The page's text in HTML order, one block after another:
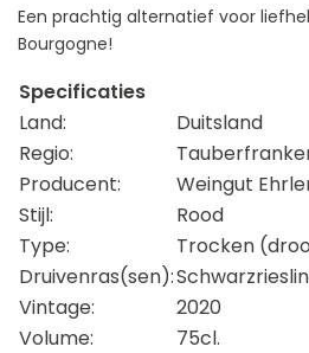
Een prachtig alternatief voor
Bourgogne!
Specificaties
Land:
Duitsland
Regio:
Producent:
Weingut
Stijl:
Rood
Type:
Trocken
Druivenras(sen):
Vintage:
2020
Volume:
75cl.